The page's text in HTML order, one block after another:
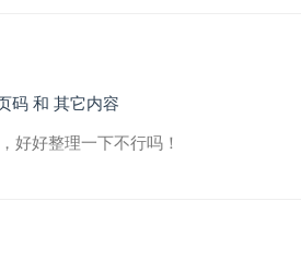
码 和 其它内容
好好整理一下不行吗！